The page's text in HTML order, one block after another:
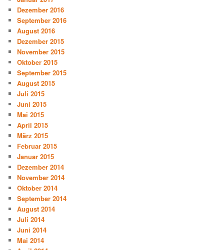
Dezember 2016
September 2016
August 2016
Dezember 2015
November 2015
Oktober 2015
September 2015
August 2015
Juli 2015
Juni 2015
Mai 2015
April 2015
März 2015
Februar 2015
Januar 2015
Dezember 2014
November 2014
Oktober 2014
September 2014
August 2014
Juli 2014
Juni 2014
Mai 2014